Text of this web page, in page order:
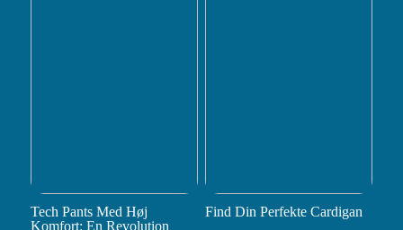
Tech Pants Med Høj
Komfort: En Revolution
Find Din Perfekte Cardigan